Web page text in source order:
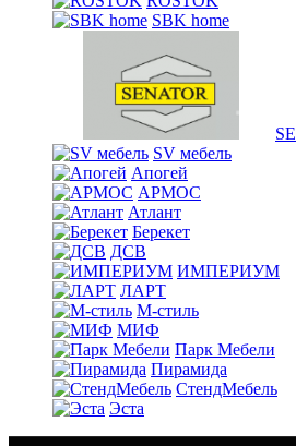
SBK home
SV мебель
Апогей
АРМОС
Атлант
Берекет
ДСВ
ИМПЕРИУМ
ЛАРТ
М-стиль
МИФ
Парк Мебели
Пирамида
СтендМебель
Эста